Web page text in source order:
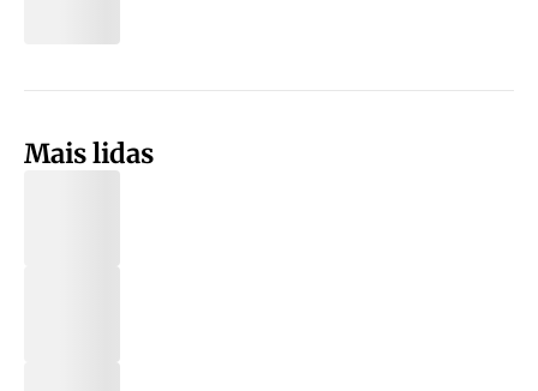
Mais lidas